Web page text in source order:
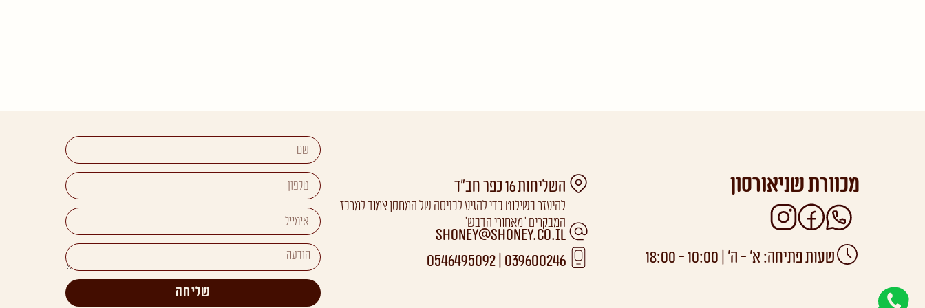
מכוורת שניאורסון
שעות פתיחה: א’ - ה’ | 10:00 - 18:00
השליחות 16 כפר חב"ד
להיעזר בשילוט כדי להגיע לכניסה של המחסן צמוד למרכז
המבקרים "מאחורי הדבש"
Shoney@shoney.co.il
039600246 | 0546495092
שליחה